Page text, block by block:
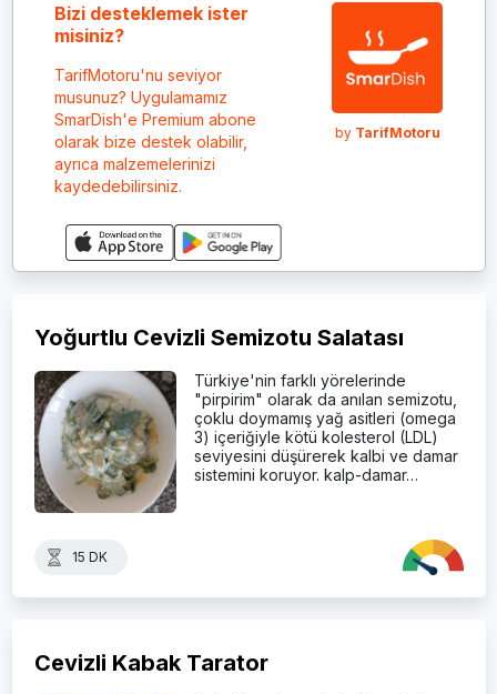
Bizi desteklemek ister
misiniz?
TarifMotoru'nu seviyor
musunuz? Uygulamamız
SmarDish'e Premium abone
olarak bize destek olabilir,
ayrıca malzemelerinizi
kaydedebilirsiniz.
by TarifMotoru
Yoğurtlu Cevizli Semizotu Salatası
Türkiye'nin farklı yörelerinde
"pirpirim" olarak da anılan semizotu,
çoklu doymamış yağ asitleri (omega
3) içeriğiyle kötü kolesterol (LDL)
seviyesini düşürerek kalbi ve damar
sistemini koruyor. kalp-damar…
15 DK
Cevizli Kabak Tarator